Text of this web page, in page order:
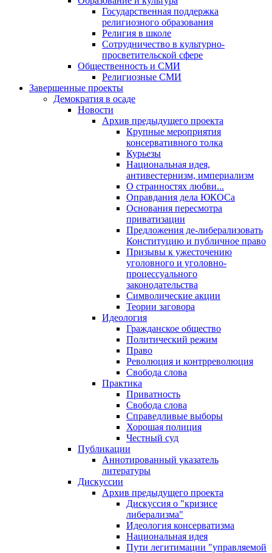
Государственная поддержка
религиозного образования
Религия в школе
Сотрудничество в культурно-
просветительской сфере
Общественность и СМИ
Религиозные СМИ
Завершенные проекты
Демократия в осаде
Новости
Архив предыдущего проекта
Крупные мероприятия
консервативного толка
Курьезы
Национальная идея,
антивестернизм, империализм
О странностях любви...
Оправдания дела ЮКОСа
Основания пересмотра
приватизации
Предложения де-либерализовать
Конституцию и публичное право
Призывы к ужесточению
уголовного и уголовно-
процессуального
законодательства
Символические акции
Теории заговора
Идеология
Гражданское общество
Политический режим
Право
Революция и контрреволюция
Свобода слова
Практика
Приватность
Свобода слова
Справедливые выборы
Хорошая полиция
Честный суд
Публикации
Аннотированный указатель
литературы
Дискуссии
Архив предыдущего проекта
Дискуссия о "кризисе
либерализма"
Идеология консерватизма
Национальная идея
Пути легитимации "управляемой